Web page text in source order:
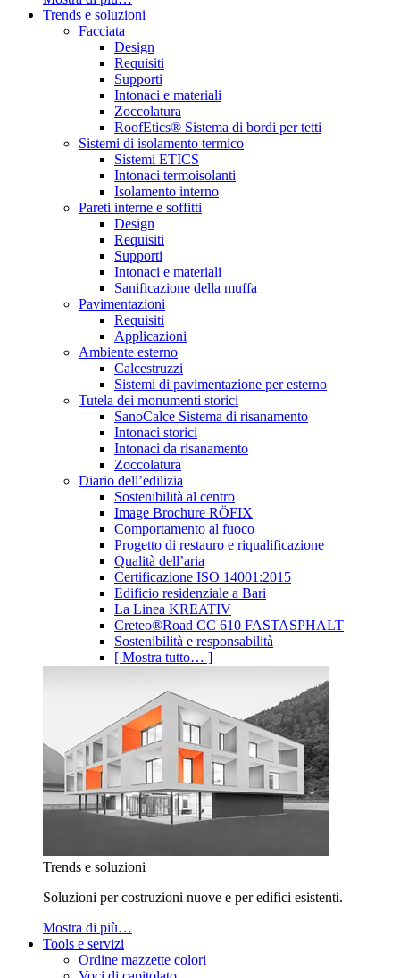
Trends e soluzioni
Facciata
Design
Requisiti
Supporti
Intonaci e materiali
Zoccolatura
RoofEtics® Sistema di bordi per tetti
Sistemi di isolamento termico
Sistemi ETICS
Intonaci termoisolanti
Isolamento interno
Pareti interne e soffitti
Design
Requisiti
Supporti
Intonaci e materiali
Sanificazione della muffa
Pavimentazioni
Requisiti
Applicazioni
Ambiente esterno
Calcestruzzi
Sistemi di pavimentazione per esterno
Tutela dei monumenti storici
SanoCalce Sistema di risanamento
Intonaci storici
Intonaci da risanamento
Zoccolatura
Diario dell’edilizia
Sostenibilità al centro
Image Brochure RÖFIX
Comportamento al fuoco
Progetto di restauro e riqualificazione
Qualità dell’aria
Certificazione ISO 14001:2015
Edificio residenziale a Bari
La Linea KREATIV
Creteo®Road CC 610 FASTASPHALT
Sostenibilità e responsabilità
[ Mostra tutto… ]
Trends e soluzioni
Soluzioni per costruzioni nuove e per edifici esistenti.
Mostra di più…
Tools e servizi
Ordine mazzette colori